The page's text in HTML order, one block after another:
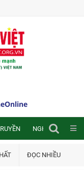
NGHIÊN CỨU
ĐỌC NHIỀU